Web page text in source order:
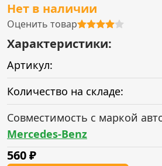
Нет в наличии
Оценить товар
Характеристики:
Артикул:
Количество на складе:
Совместимость с маркой
Mercedes-Benz
560₽